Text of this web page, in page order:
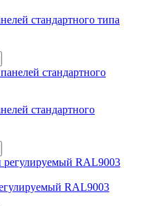
стандартного типа
стандартного
RAL9003